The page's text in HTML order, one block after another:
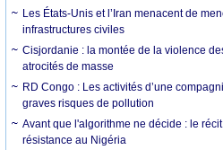
Les États-Unis et l’Iran menacent de
infrastructures civiles
Cisjordanie : la montée de la violence
atrocités de masse
RD Congo : Les activités d’une
graves risques de pollution
Avant que l'algorithme ne décide : le
résistance au Nigéria